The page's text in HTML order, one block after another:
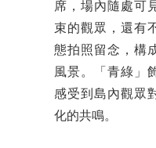
席，場內隨處可
束的觀眾，還有
態拍照留念，構
風景。「青綠」
感受到島內觀眾
化的共鳴。